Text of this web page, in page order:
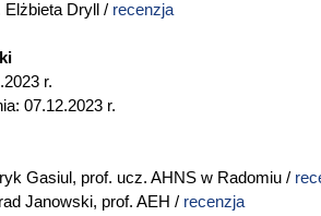
Dryll / recenzja
r.
07.12.2023 r.
prof. ucz. AHNS w Radomiu /
prof. AEH / recenzja